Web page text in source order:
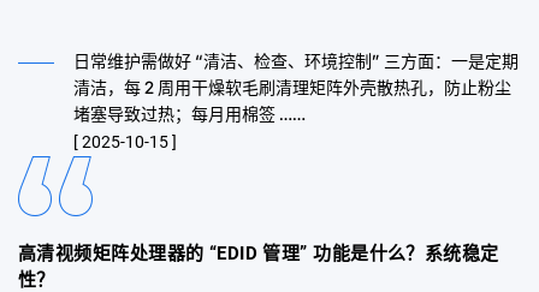
日常维护需做好 “清洁、检查、环境控制” 三方面：一是定期
清洁，每 2 周用干燥软毛刷清理矩阵外壳散热孔，防止粉尘
堵塞导致过热；每月用棉签 ……
[ 2025-10-15 ]
高清视频矩阵处理器的 “EDID 管理” 功能是什么？系统稳定
性？